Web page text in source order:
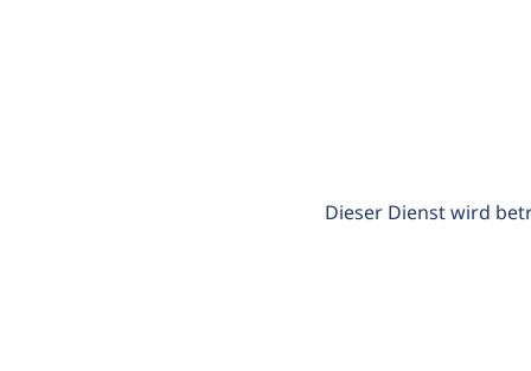
Dieser Dienst wird